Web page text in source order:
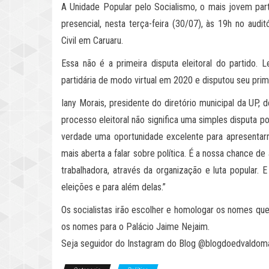
A Unidade Popular pelo Socialismo, o mais jovem
presencial, nesta terça-feira (30/07), às 19h no
Civil em Caruaru.
Essa não é a primeira disputa eleitoral do partido.
partidária de modo virtual em 2020 e disputou seu
Iany Morais, presidente do diretório municipal da
processo eleitoral não significa uma simples disputa
verdade uma oportunidade excelente para
mais aberta a falar sobre política. É a nossa chance
trabalhadora, através da organização e luta
eleições e para além delas.”
Os socialistas irão escolher e homologar os nomes
os nomes para o Palácio Jaime Nejaim.
Seja seguidor do Instagram do Blog